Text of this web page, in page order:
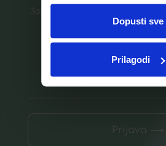
ste upotrebljavali njihove
Dopusti sve
Prilagodi
Saznajte prvi za nove proizvode i
Prijavite se na listu
Prijava ⟶